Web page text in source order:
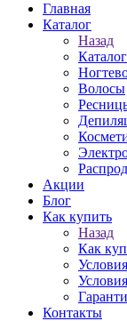
Главная
Каталог
Назад
Каталог
Волосы
Акции
Блог
Как купить
Назад
Как
Контакты